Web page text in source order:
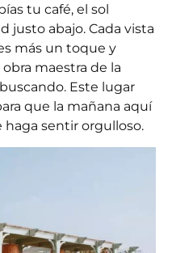
tu café, el sol
justo abajo. Cada vista
más un toque y
maestra de la
Este lugar
que la mañana aquí
sentir orgulloso.